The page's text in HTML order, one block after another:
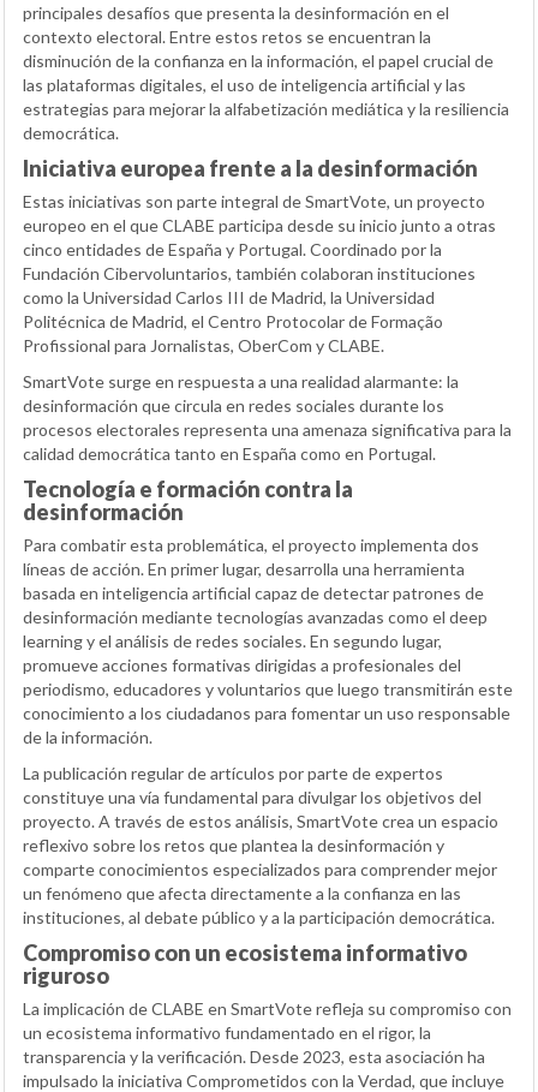
principales desafíos que presenta la desinformación en el
contexto electoral. Entre estos retos se encuentran la
disminución de la confianza en la información, el papel crucial de
las plataformas digitales, el uso de inteligencia artificial y las
estrategias para mejorar la alfabetización mediática y la resiliencia
democrática.
Iniciativa europea frente a la desinformación
Estas iniciativas son parte integral de SmartVote, un proyecto
europeo en el que CLABE participa desde su inicio junto a otras
cinco entidades de España y Portugal. Coordinado por la
Fundación Cibervoluntarios, también colaboran instituciones
como la Universidad Carlos III de Madrid, la Universidad
Politécnica de Madrid, el Centro Protocolar de Formação
Profissional para Jornalistas, OberCom y CLABE.
SmartVote surge en respuesta a una realidad alarmante: la
desinformación que circula en redes sociales durante los
procesos electorales representa una amenaza significativa para la
calidad democrática tanto en España como en Portugal.
Tecnología e formación contra la
desinformación
Para combatir esta problemática, el proyecto implementa dos
líneas de acción. En primer lugar, desarrolla una herramienta
basada en inteligencia artificial capaz de detectar patrones de
desinformación mediante tecnologías avanzadas como el deep
learning y el análisis de redes sociales. En segundo lugar,
promueve acciones formativas dirigidas a profesionales del
periodismo, educadores y voluntarios que luego transmitirán este
conocimiento a los ciudadanos para fomentar un uso responsable
de la información.
La publicación regular de artículos por parte de expertos
constituye una vía fundamental para divulgar los objetivos del
proyecto. A través de estos análisis, SmartVote crea un espacio
reflexivo sobre los retos que plantea la desinformación y
comparte conocimientos especializados para comprender mejor
un fenómeno que afecta directamente a la confianza en las
instituciones, al debate público y a la participación democrática.
Compromiso con un ecosistema informativo
riguroso
La implicación de CLABE en SmartVote refleja su compromiso con
un ecosistema informativo fundamentado en el rigor, la
transparencia y la verificación. Desde 2023, esta asociación ha
impulsado la iniciativa Comprometidos con la Verdad, que incluye